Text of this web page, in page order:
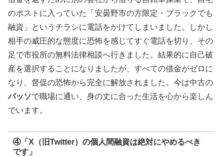
のポストに入っていた「安曇野市の方限定・ブラックでも
融資」というチラシに電話をかけてしまいました。しかし
相手の威圧的な態度に恐怖を感じてすぐ電話を切り、その
足で市役所の無料法律相談へ行きました。結果的に自己破
産を選択することになりましたが、すべての借金がゼロに
なり、督促の恐怖から完全に解放されました。今は中古の
パッソで職場に通い、身の丈に合った生活を心から楽しん
でいます。
④「X（旧Twitter）の個人間融資は絶対にやめるべき
です」